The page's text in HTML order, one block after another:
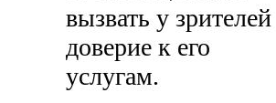
вызвать у зрителей
доверие к его
услугам.